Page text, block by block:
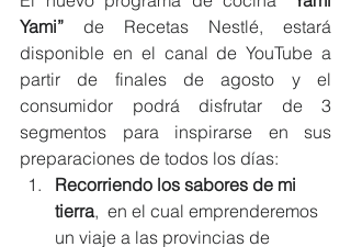
Yami” de Recetas Nestlé, estará
disponible en el canal de YouTube a
partir de finales de agosto y el
consumidor podrá disfrutar de 3
segmentos para inspirarse en sus
preparaciones de todos los días:
Recorriendo los sabores de mi
tierra,  en el cual emprenderemos
un viaje a las provincias de